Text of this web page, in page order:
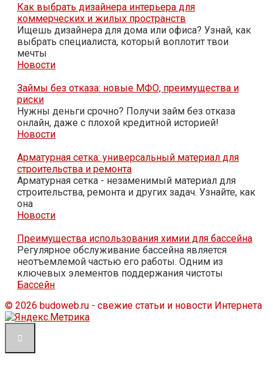
Как выбрать дизайнера интерьера для
коммерческих и жилых пространств
Ищешь дизайнера для дома или офиса? Узнай, как
выбрать специалиста, который воплотит твои
мечты
Новости
Займы без отказа: новые МФО, преимущества и
риски
Нужны деньги срочно? Получи займ без отказа
онлайн, даже с плохой кредитной историей!
Новости
Арматурная сетка: универсальный материал для
строительства и ремонта
Арматурная сетка - незаменимый материал для
строительства, ремонта и других задач. Узнайте, как
она
Новости
Преимущества использования химии для бассейна
Регулярное обслуживание бассейна является
неотъемлемой частью его работы. Одним из
ключевых элементов поддержания чистоты
Бассейн
© 2026 budoweb.ru - свежие статьи и новости Интернета